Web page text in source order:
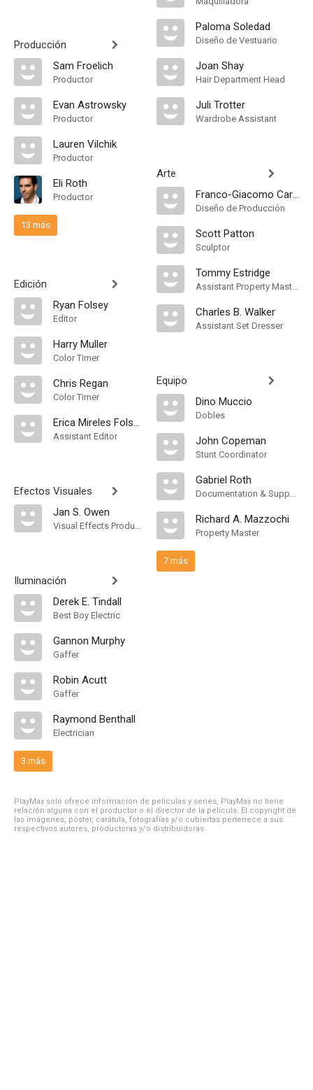
Producción
Sam Froelich
Productor
Evan Astrowsky
Productor
Lauren Vilchik
Productor
Eli Roth
Productor
13 más
Edición
Ryan Folsey
Editor
Harry Muller
Color Timer
Chris Regan
Color Timer
Erica Mireles Folsey
Assistant Editor
Efectos Visuales
Jan S. Owen
Visual Effects Producer
Iluminación
Derek E. Tindall
Best Boy Electric
Gannon Murphy
Gaffer
Robin Acutt
Gaffer
Raymond Benthall
Electrician
3 más
Paloma Soledad
Diseño de Vestuario
Joan Shay
Hair Department Head
Juli Trotter
Wardrobe Assistant
Arte
Franco-Giacomo Carbone
Diseño de Producción
Scott Patton
Sculptor
Tommy Estridge
Assistant Property Master
Charles B. Walker
Assistant Set Dresser
Equipo
Dino Muccio
Dobles
John Copeman
Stunt Coordinator
Gabriel Roth
Documentation & Support
Richard A. Mazzochi
Property Master
7 más
PlayMax solo ofrece información de películas y series, PlayMax no tiene
relación alguna con el productor o el director de la película. El copyright de
las imágenes, póster, carátula, fotografías y/o cubiertas pertenece a sus
respectivos autores, productoras y/o distribuidoras.